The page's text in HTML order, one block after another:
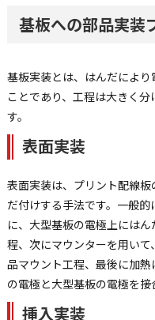
基板への部品実装
基板実装とは、はんだによ
ことであり、工程は大きく
す。
表面実装
表面実装は、プリント配線
だ付けする手法です。一般
に、大型基板の電極上には
程、次にマウンターを用い
品マウント工程、最後に加
の電極と大型基板の電極を接
挿入実装